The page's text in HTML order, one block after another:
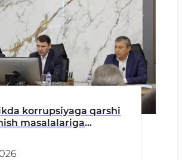
korrupsiyaga qarshi
masalalariga